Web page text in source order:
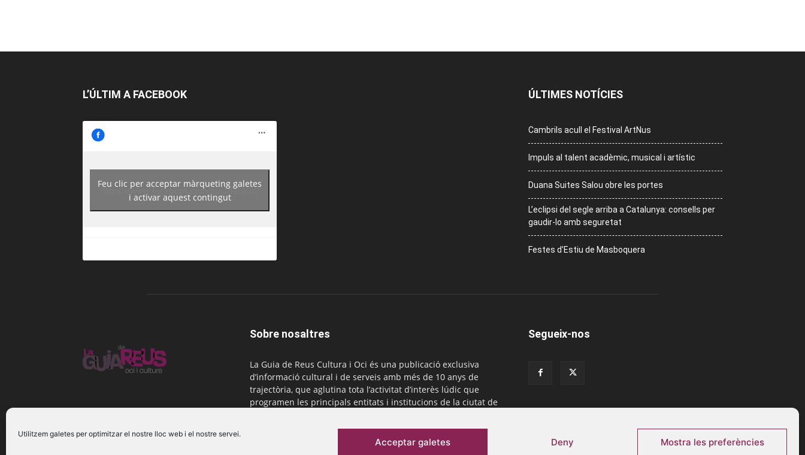
Utilitzem galetes per optimitzar el nostre lloc web i el nostre servei.
Acceptar galetes Deny Mostra les preferències
L’ÚLTIM A FACEBOOK
https://www.facebook.com/guiadereus/
Feu clic per acceptar màrqueting galetes
i activar aquest contingut
ÚLTIMES NOTÍCIES
Cambrils acull el Festival ArtNus
Impuls al talent acadèmic, musical i artístic
Duana Suites Salou obre les portes
L’eclipsi del segle arriba a Catalunya: consells per
gaudir-lo amb seguretat
Festes d’Estiu de Masboquera
Sobre nosaltres
La Guia de Reus Cultura i Oci és una publicació exclusiva
d’informació cultural i de serveis amb més de 10 anys de
trajectòria, que aglutina tota l’activitat d’interès lúdic que
programen les principals entitats i institucions de la ciutat de
comercial@laguiadereus.com
Segueix-nos